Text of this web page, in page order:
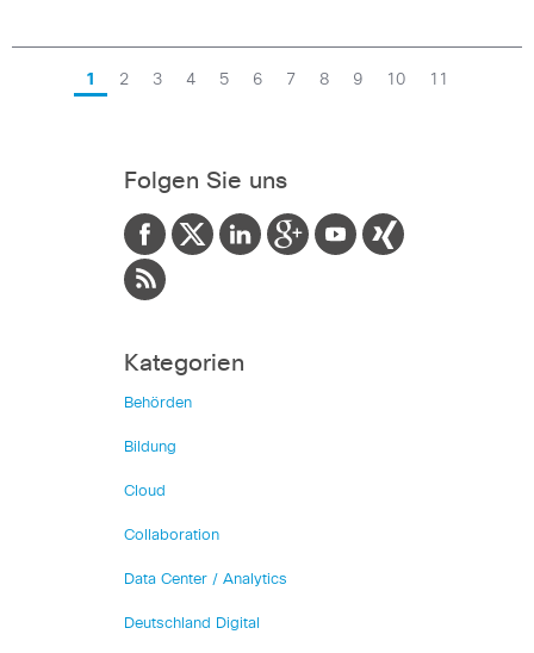
1 2 3 4 5 6 7 8 9 10 11
Folgen Sie uns
Kategorien
Behörden
Bildung
Cloud
Collaboration
Data Center / Analytics
Deutschland Digital